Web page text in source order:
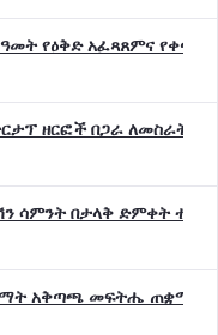
የዕቅድ አፈጻጸምና
ዘርፎች በጋራ ለመስራት
ሳምንት በታላቅ ድምቀት
አቅጣጫ መፍትሔ ጠቋሚ